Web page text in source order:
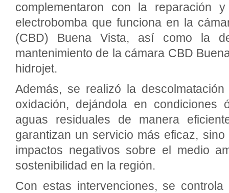
complementaron con la reparación
electrobomba que funciona en la
(CBD) Buena Vista, así como la
mantenimiento de la cámara CBD
hidrojet.
Además, se realizó la
oxidación, dejándola en condiciones
aguas residuales de manera
garantizan un servicio más eficaz,
impactos negativos sobre el medio
sostenibilidad en la región.
Con estas intervenciones, se